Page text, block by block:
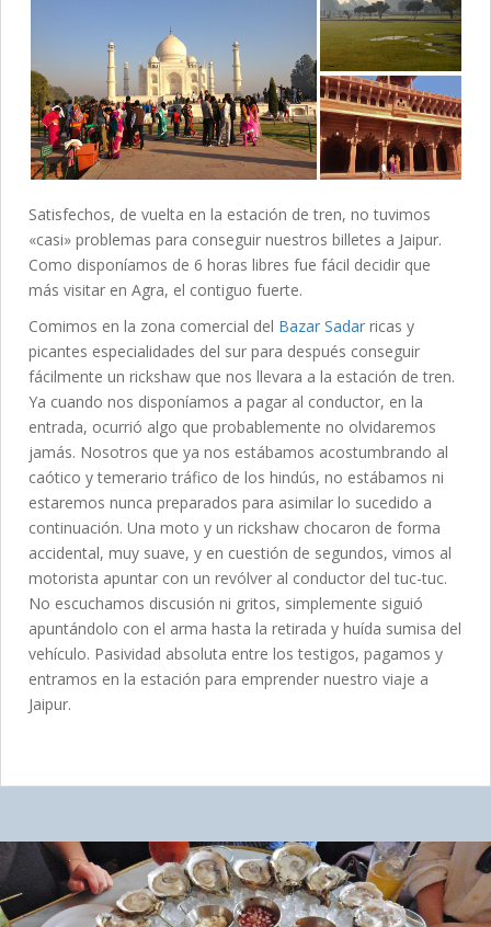
Satisfechos, de vuelta en la estación de tren, no tuvimos
«casi» problemas para conseguir nuestros billetes a Jaipur.
Como disponíamos de 6 horas libres fue fácil decidir que
más visitar en Agra, el contiguo fuerte.
Comimos en la zona comercial del Bazar Sadar ricas y
picantes especialidades del sur para después conseguir
fácilmente un rickshaw que nos llevara a la estación de tren.
Ya cuando nos disponíamos a pagar al conductor, en la
entrada, ocurrió algo que probablemente no olvidaremos
jamás. Nosotros que ya nos estábamos acostumbrando al
caótico y temerario tráfico de los hindús, no estábamos ni
estaremos nunca preparados para asimilar lo sucedido a
continuación. Una moto y un rickshaw chocaron de forma
accidental, muy suave, y en cuestión de segundos, vimos al
motorista apuntar con un revólver al conductor del tuc-tuc.
No escuchamos discusión ni gritos, simplemente siguió
apuntándolo con el arma hasta la retirada y huída sumisa del
vehículo. Pasividad absoluta entre los testigos, pagamos y
entramos en la estación para emprender nuestro viaje a
Jaipur.